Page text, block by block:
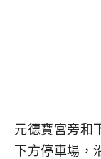
元德寶宮旁和
下方停車場，